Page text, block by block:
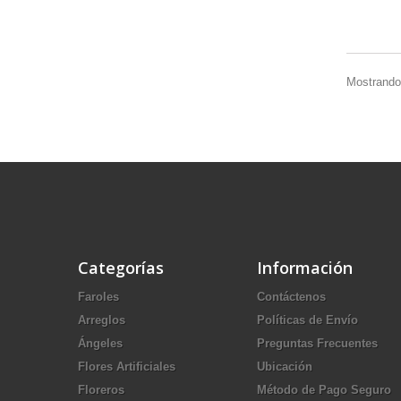
Categorías
Faroles
Arreglos
Ángeles
Flores Artificiales
Floreros
Información
Contáctenos
Políticas de Envío
Preguntas Frecuentes
Ubicación
Método de Pago Seguro